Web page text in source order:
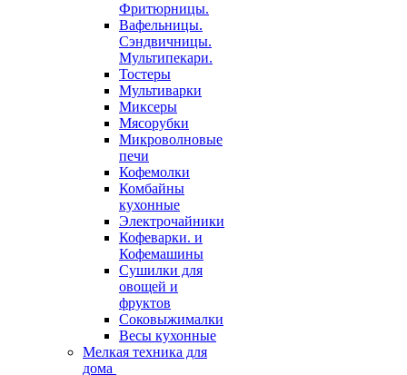
Фритюрницы.
Вафельницы.
Сэндвичницы.
Мультипекари.
Тостеры
Мультиварки
Миксеры
Мясорубки
Микроволновые
печи
Кофемолки
Комбайны
кухонные
Электрочайники
Кофеварки. и
Кофемашины
Сушилки для
овощей и
фруктов
Соковыжималки
Весы кухонные
Мелкая техника для
дома